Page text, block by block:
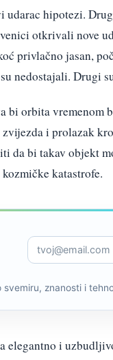
udarac hipotezi.
otkrivali nove
privlačno jasan,
nedostajali. Drugi
bi orbita vremenom
i prolazak
da bi takav objekt
katastrofe.
znanosti i
elegantno i